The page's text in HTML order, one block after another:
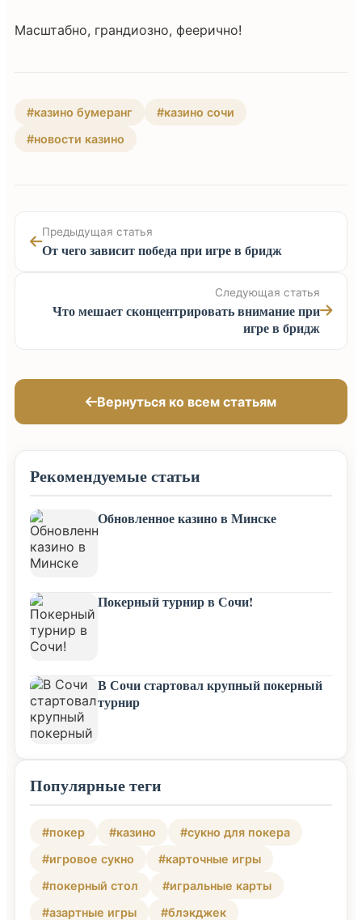
Масштабно, грандиозно, феерично!
#казино бумеранг
#казино сочи
#новости казино
Предыдущая статья
От чего зависит победа при игре в бридж
Следующая статья
Что мешает сконцентрировать внимание при
игре в бридж
Вернуться ко всем статьям
Рекомендуемые статьи
Обновленное казино в Минске
Покерный турнир в Сочи!
В Сочи стартовал крупный покерный
турнир
Популярные теги
#покер #казино
#сукно для покера
#игровое сукно
#карточные игры
#покерный стол
#игральные карты
#азартные игры
#блэкджек